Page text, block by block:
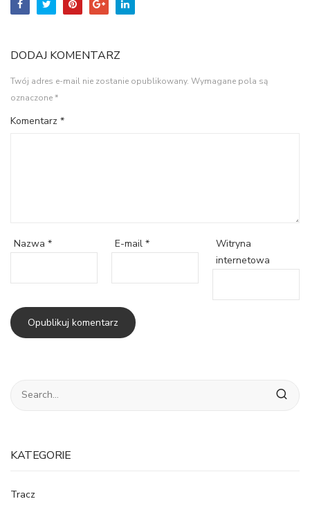
DODAJ KOMENTARZ
Twój adres e-mail nie zostanie opublikowany. Wymagane pola są
oznaczone*
Komentarz *
Nazwa * E-mail *
Witryna
internetowa
KATEGORIE
Tracz